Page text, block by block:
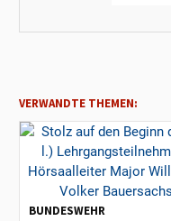
VERWANDTE THEMEN:
BUNDESWEHR